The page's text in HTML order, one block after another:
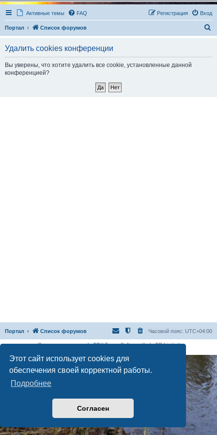
Этот сайт использует cookies для
обеспечения своей корректной работы.
Подробнее
Согласен
Активные темы FAQ Вход
Регистрация
Портал Список форумов
Удалить cookies конференции
Вы уверены, что хотите удалить все cookie, установленные данной
конференцией?
Портал Список форумов Часовой пояс: UTC+04:00
Создано на основеphpBB® Forum Software © phpBB Limited